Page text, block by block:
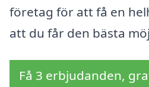
företag för att få en
att du får den bästa
Få 3 erbjudanden,